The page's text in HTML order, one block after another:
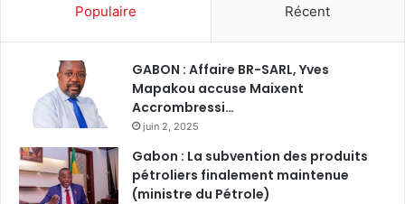
Populaire Récent
GABON : Affaire BR-SARL, Yves
Mapakou accuse Maixent
Accrombressi…
juin 2, 2025
Gabon : La subvention des produits
pétroliers finalement maintenue
(ministre du Pétrole)